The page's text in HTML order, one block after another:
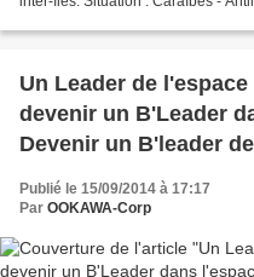
Un Leader de
devenir un B'Leader
Devenir un B'leader
Publié le 15/09/2014 à 17:17
Par OOKAWA-Corp